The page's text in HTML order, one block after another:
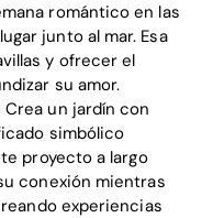
romántico en las
junto al mar. Esa
y ofrecer el
su amor.
Crea un jardín con
simbólico
proyecto a largo
conexión mientras
experiencias